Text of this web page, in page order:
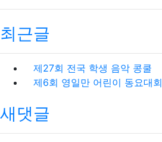
최근글
제27회 전국 학생 음악 콩쿨
제6회 영일만 어린이 동요대회
새댓글